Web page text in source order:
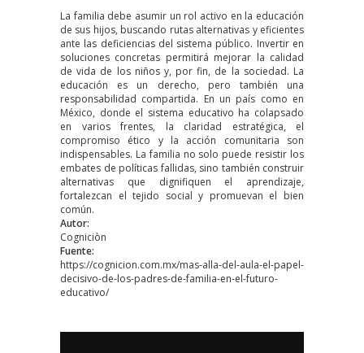
La familia debe asumir un rol activo en la educación
de sus hijos, buscando rutas alternativas y eficientes
ante las deficiencias del sistema público. Invertir en
soluciones concretas permitirá mejorar la calidad
de vida de los niños y, por fin, de la sociedad. La
educación es un derecho, pero también una
responsabilidad compartida. En un país como en
México, donde el sistema educativo ha colapsado
en varios frentes, la claridad estratégica, el
compromiso ético y la acción comunitaria son
indispensables. La familia no solo puede resistir los
embates de políticas fallidas, sino también construir
alternativas que dignifiquen el aprendizaje,
fortalezcan el tejido social y promuevan el bien
común.
Autor:
Cogniciòn
Fuente:
https://cognicion.com.mx/mas-alla-del-aula-el-papel-
decisivo-de-los-padres-de-familia-en-el-futuro-
educativo/